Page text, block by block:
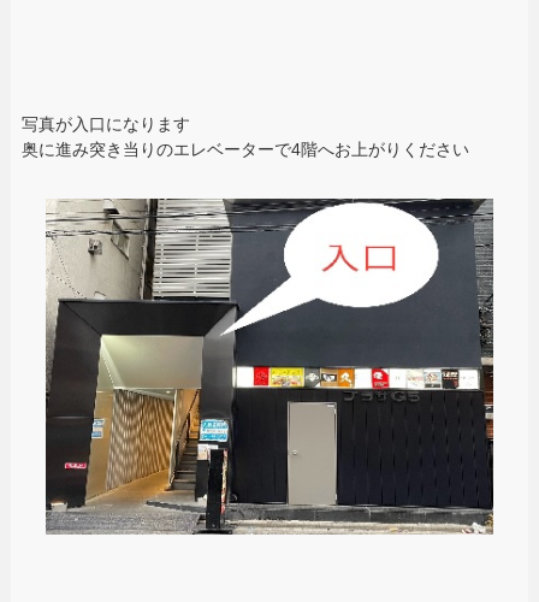
写真が入口になります
奥に進み突き当りのエレベーターで4階へお上がりください